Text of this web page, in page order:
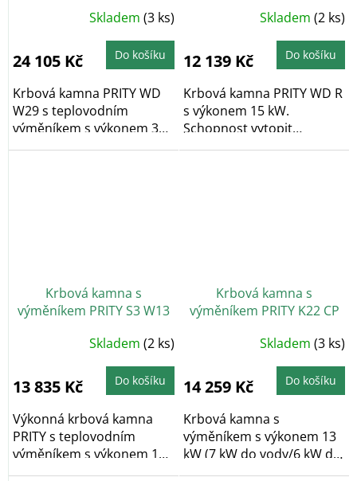
4,8
z
hvězdiček.
Skladem(3 ks)
24 105 Kč Do košíku
Krbová kamna PRITY WD
W29 s teplovodním
výměníkem s výkonem 30
kW (22 kW do vody/8 kW...
5,0
z
hvězdiček.
Skladem(2 ks)
12 139 Kč Do košíku
Krbová kamna PRITY WD R
s výkonem 15 kW.
Schopnost vytopit
místnost o velikosti 170 -...
Krbová kamna s
výměníkem PRITY S3 W13
4,9
z
hvězdiček.
Skladem(2 ks)
13 835 Kč Do košíku
Výkonná krbová kamna
PRITY s teplovodním
výměníkem s výkonem 15
kW (10 kW do vody/5 kW...
Krbová kamna s
výměníkem PRITY K22 CP
5,0
z
hvězdiček.
Skladem(3 ks)
14 259 Kč Do košíku
Krbová kamna s
výměníkem s výkonem 13
kW (7 kW do vody/6 kW do
vzduchu) v provedení...